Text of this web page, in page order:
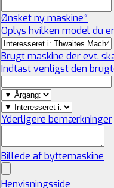
Ønsket ny maskine*
Oplys hvilken model du
Brugt maskine der evt.
Indtast venligst den
Yderligere bemærkninger
Billede af byttemaskine
Henvisningsside